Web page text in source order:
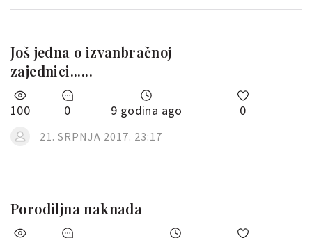
Još jedna o izvanbračnoj
zajednici......
100 0 9 godina ago 0
21. SRPNJA 2017. 23:17
Porodiljna naknada